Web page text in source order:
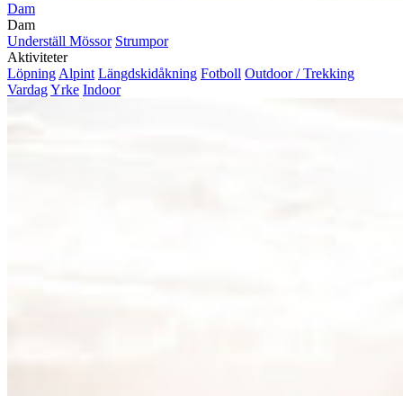
Dam
Dam
Underställ Mössor Strumpor
Aktiviteter
Löpning Alpint Längdskidåkning Fotboll Outdoor / Trekking
VardagYrke Indoor